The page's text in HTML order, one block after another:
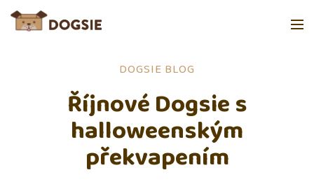
DOGSIE BLOG
Říjnové Dogsie s
halloweenským
překvapením